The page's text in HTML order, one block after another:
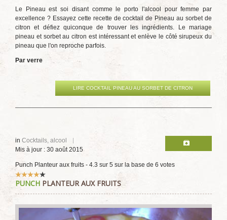
Le Pineau est soi disant comme le porto l'alcool pour femme par
excellence ? Essayez cette recette de cocktail de Pineau au sorbet de
citron et défiez quiconque de trouver les ingrédients. Le mariage
pineau et sorbet au citron est intéressant et enlève le côté sirupeux du
pineau que l'on reproche parfois.
Par verre
LIRE COCKTAIL PINEAU AU SORBET DE CITRON
in Cocktails, alcool
Mis à jour : 30 août 2015
Punch Planteur aux fruits - 4.3 sur 5 sur la base de 6 votes
Vote
utilisateur:4 /5
PUNCH PLANTEUR AUX FRUITS